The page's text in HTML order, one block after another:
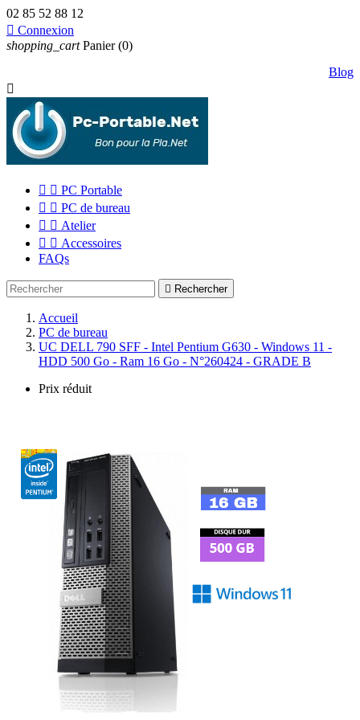
02 85 52 88 12
 Connexion
shopping_cart Panier (0)
Blog

  PC Portable
  PC de bureau
  Atelier
  Accessoires
FAQs
 Rechercher
Accueil
PC de bureau
UC DELL 790 SFF - Intel Pentium G630 - Windows 11 -
HDD 500 Go - Ram 16 Go - N°260424 - GRADE B
Prix réduit